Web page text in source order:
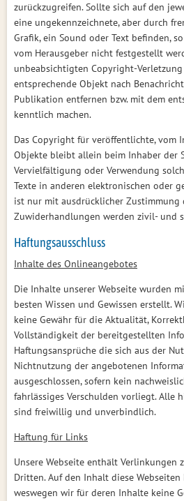
zurückzugreifen. Sollte sich auf den
eine ungekennzeichnete, aber durch
Grafik, ein Sound oder Text befinden,
vom Herausgeber nicht festgestellt
unbeabsichtigten Copyright-
entsprechende Objekt nach
Publikation entfernen bzw. mit dem
kenntlich machen.
Das Copyright für veröffentlichte, vom
Objekte bleibt allein beim Inhaber der
Vervielfältigung oder Verwendung
Texte in anderen elektronischen oder
ist nur mit ausdrücklicher Zustimmung
Zuwiderhandlungen werden zivil- und
Haftungsausschluss
Inhalte des Onlineangebotes
Die Inhalte unserer Webseite wurden
besten Wissen und Gewissen erstellt.
keine Gewähr für die Aktualität,
Vollständigkeit der bereitgestellten
Haftungsansprüche die sich aus der
Nichtnutzung der angebotenen
ausgeschlossen, sofern kein
fahrlässiges Verschulden vorliegt. Alle
sind freiwillig und unverbindlich.
Haftung für Links
Unsere Webseite enthält Verlinkungen
Dritten. Auf den Inhalt diese
weswegen wir für deren Inhalte keine